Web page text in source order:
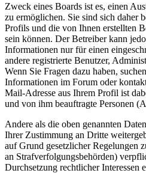
Zweck eines Boards ist es, einen
zu ermöglichen. Sie sind sich daher
Profils und die von Ihnen erstellten
sein können. Der Betreiber kann
Informationen nur für einen
andere registrierte Benutzer,
Wenn Sie Fragen dazu haben,
Informationen im Forum oder
Mail-Adresse aus Ihrem Profil ist
und von ihm beauftragte Personen
Andere als die oben genannten
Ihrer Zustimmung an Dritte
auf Grund gesetzlicher Regelungen
an Strafverfolgungsbehörden)
Durchsetzung rechtlicher Interessen